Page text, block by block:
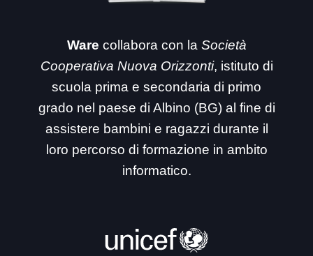
Ware collabora con la Società
Cooperativa Nuova Orizzonti, istituto di
scuola prima e secondaria di primo
grado nel paese di Albino (BG) al fine di
assistere bambini e ragazzi durante il
loro percorso di formazione in ambito
informatico.